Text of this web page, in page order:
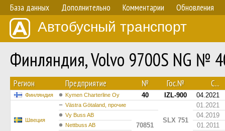
База данных Дополнительно Комментарии Обновления
Автобусный транспорт
Финляндия, Volvo 9700S NG №
Регион Предприятие № Гос.№ С...
Финляндия Kymen Charterline Oy 40 IZL-900 04.2021
Швеция
Västra Götaland, прочие
SLX 751
01.2021
Vy Buss AB
70851
04.2019
Nettbuss AB 01.2011